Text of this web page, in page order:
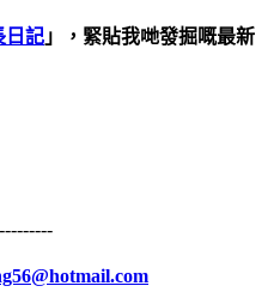
日記 」，緊貼我哋發掘嘅最新